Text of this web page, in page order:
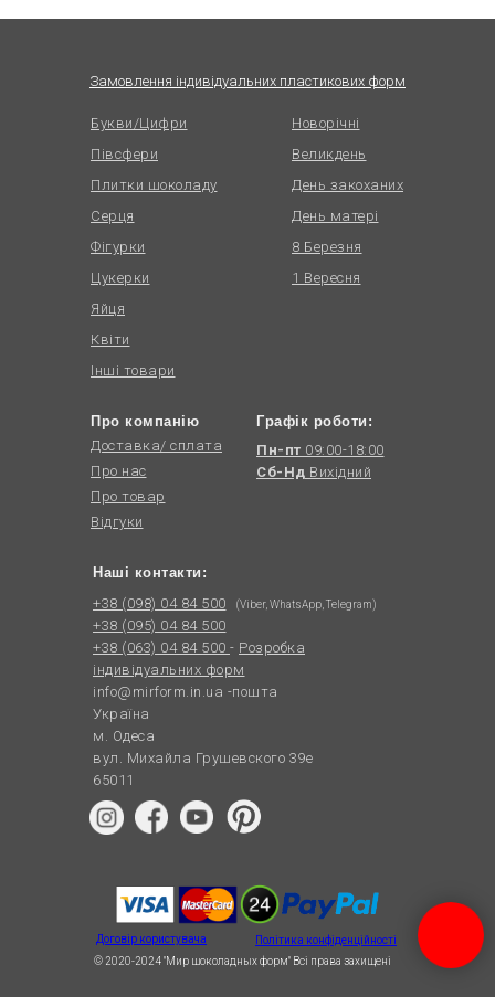
+38 (098) 04 84 500
+38 (095) 04 84 500
+38 (063) 04 84 500 - Розробка
індивідуальних форм
info@mirform.in.ua -пошта
Україна
м. Одеса
вул. Михайла Грушевского 39е
65011
Політика конфіденційності
Договір користувача
Новорічні
Плитки шоколаду
Серця
Півсфери
Цукерки
Фігурки
Квіти
День матері
День закоханих
Яйця
8 Березня
Букви/Цифри
1 Вересня
Інші товари
Відгуки
Доставка/ сплата
Про нас
Про товар
Замовлення індивідуальних пластикових форм
Великдень
(Viber, WhatsApp, Telegram)
© 2020-2024 "Мир шоколадных форм" Всі права захищені
Наші контакти:
Про компанію
Графік роботи:
Пн-пт 09:00-18:00
Сб-Нд Вихідний